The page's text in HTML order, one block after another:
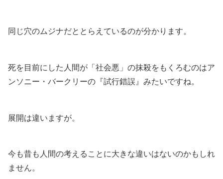
同じ穴のムジナだととらえているのが分かります。
死を目前にした人間が「社会悪」の抹殺をもくろむのはア
ンソニー・バークリーの『試行錯誤』みたいですね。
展開は違いますが。
今も昔も人間の考えることに大きな違いはないのかもしれ
ません。